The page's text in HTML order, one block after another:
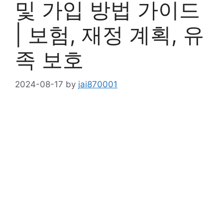
및 가입 방법 가이드
| 보험, 재정 계획, 유
족 보호
2024-08-17 by jai870001